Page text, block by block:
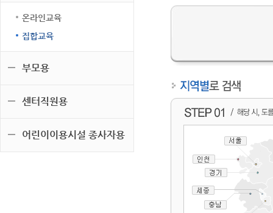
온라인교육
집합교육
부모용
센터직원용
어린이이용시설 종사자용